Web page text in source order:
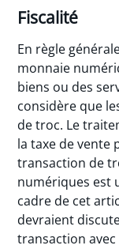
Fiscalité
En règle
monnaie
biens ou des
considère que
de troc. Le
la taxe de vente
transaction de
numériques est
cadre de cet
devraient
transaction